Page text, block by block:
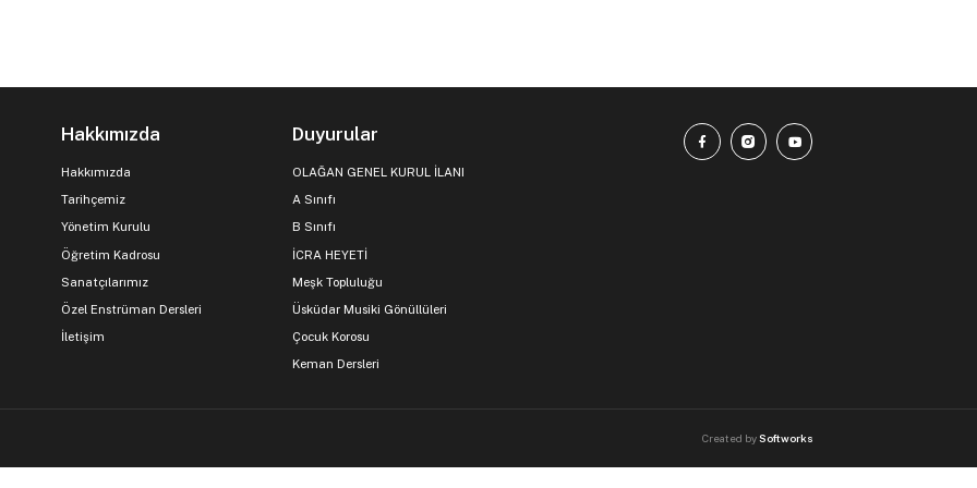
Hakkımızda
Hakkımızda
Tarihçemiz
Yönetim Kurulu
Öğretim Kadrosu
Sanatçılarımız
Özel Enstrüman Dersleri
İletişim
Duyurular
OLAĞAN GENEL KURUL İLANI
A Sınıfı
B Sınıfı
İCRA HEYETİ
Meşk Topluluğu
Üsküdar Musiki Gönüllüleri
Çocuk Korosu
Keman Dersleri
Created bySoftworks